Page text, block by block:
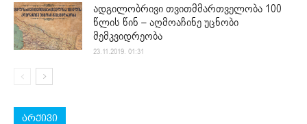
ადგილობრივი თვითმმართველობა 100
წლის წინ – აღმოაჩინე უცნობი
მემკვიდრეობა
23.11.2019. 01:31
არქივი